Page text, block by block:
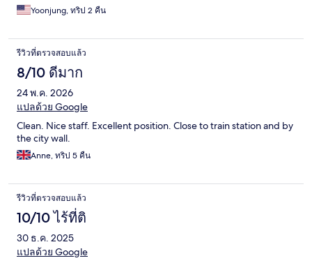
Yoonjung, ทริป 2 คืน
รีวิวที่ตรวจสอบแล้ว
8/10 ดีมาก
24 พ.ค. 2026
แปลด้วย Google
Clean. Nice staff. Excellent position. Close to train station and by
the city wall.
Anne, ทริป 5 คืน
รีวิวที่ตรวจสอบแล้ว
10/10 ไร้ที่ติ
30 ธ.ค. 2025
แปลด้วย Google